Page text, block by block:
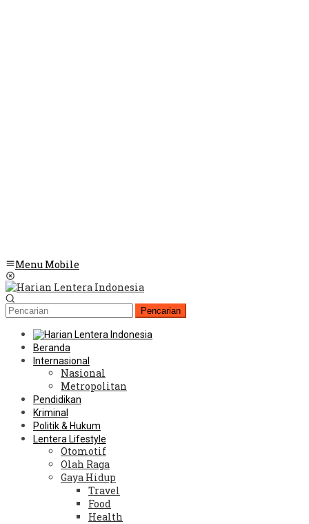
Menu Mobile
Pencarian
Beranda
Internasional
Nasional
Metropolitan
Pendidikan
Kriminal
Politik & Hukum
Lentera Lifestyle
Otomotif
Olah Raga
Gaya Hidup
Travel
Food
Health